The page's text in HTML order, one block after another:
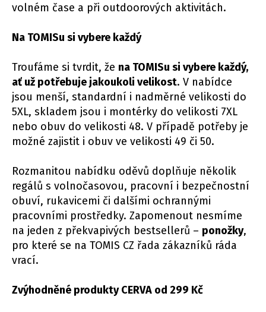
volném čase a při outdoorových aktivitách.
Na TOMISu si vybere každý
Troufáme si tvrdit, že na TOMISu si vybere každý,
ať už potřebuje jakoukoli velikost. V nabídce
jsou menší, standardní i nadměrné velikosti do
5XL, skladem jsou i montérky do velikosti 7XL
nebo obuv do velikosti 48. V případě potřeby je
možné zajistit i obuv ve velikosti 49 či 50.
Rozmanitou nabídku oděvů doplňuje několik
regálů s volnočasovou, pracovní i bezpečnostní
obuví, rukavicemi či dalšími ochrannými
pracovními prostředky. Zapomenout nesmíme
na jeden z překvapivých bestsellerů – ponožky,
pro které se na TOMIS CZ řada zákazníků ráda
vrací.
Zvýhodněné produkty CERVA od 299 Kč